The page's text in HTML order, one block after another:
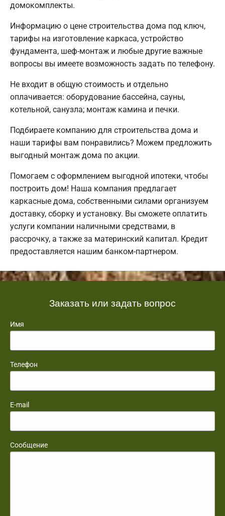
домокомплекты.
Информацию о цене строительства дома под ключ,
тарифы на изготовление каркаса, устройство
фундамента, шеф-монтаж и любые другие важные
вопросы вы имеете возможность задать по телефону.
Не входит в общую стоимость и отдельно
оплачивается: оборудование бассейна, сауны,
котельной, санузла; монтаж камина и печки.
Подбираете компанию для строительства дома и
наши тарифы вам понравились? Можем предложить
выгодный монтаж дома по акции.
Помогаем с оформлением выгодной ипотеки, чтобы
построить дом! Наша компания предлагает
каркасные дома, собственными силами организуем
доставку, сборку и установку. Вы сможете оплатить
услуги компании наличными средствами, в
рассрочку, а также за материнский капитал. Кредит
предоставляется нашим банком-партнером.
Заказать или задать вопрос
Имя
Телефон
E-mail
Сообщение